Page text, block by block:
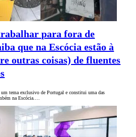
para fora de
que na Escócia estão à
outras coisas) de fluentes
um tema exclusivo de Portugal e constitui uma das
na Escócia.…